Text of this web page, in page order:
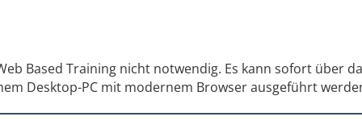
Based Training nicht notwendig. Es kann sofort über
Desktop-PC mit modernem Browser ausgeführt